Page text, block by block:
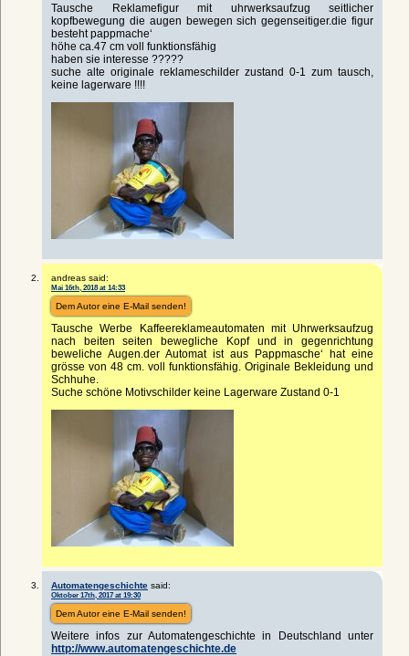
Tausche Reklamefigur mit uhrwerksaufzug seitlicher
kopfbewegung die augen bewegen sich gegenseitiger.die figur
besteht pappmache‘
höhe ca.47 cm voll funktionsfähig
haben sie interesse ?????
suche alte originale reklameschilder zustand 0-1 zum tausch,
keine lagerware !!!!
andreas said:
Mai 16th, 2018 at 14:33
Dem Autor eine E-Mail senden!
Tausche Werbe Kaffeereklameautomaten mit Uhrwerksaufzug
nach beiten seiten bewegliche Kopf und in gegenrichtung
beweliche Augen.der Automat ist aus Pappmasche‘ hat eine
grösse von 48 cm. voll funktionsfähig. Originale Bekleidung und
Schhuhe.
Suche schöne Motivschilder keine Lagerware Zustand 0-1
Automatengeschichte said:
Oktober 17th, 2017 at 19:30
Dem Autor eine E-Mail senden!
Weitere infos zur Automatengeschichte in Deutschland unter
http://www.automatengeschichte.de